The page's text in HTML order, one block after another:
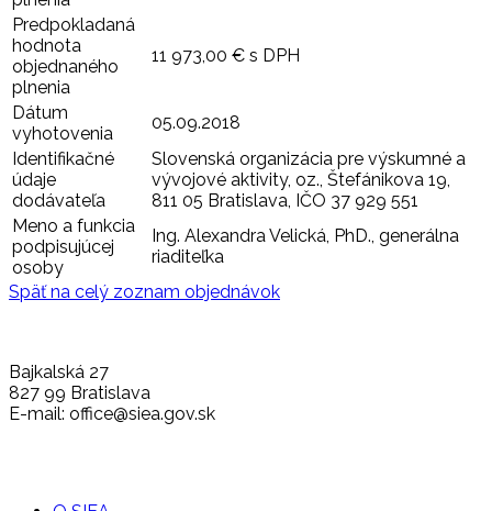
Predpokladaná
hodnota
objednaného
plnenia
11 973,00 € s DPH
Dátum
vyhotovenia
05.09.2018
Identifikačné
údaje
dodávateľa
Slovenská organizácia pre výskumné a
vývojové aktivity, oz., Štefánikova 19,
811 05 Bratislava, IČO 37 929 551
Meno a funkcia
podpisujúcej
osoby
Ing. Alexandra Velická, PhD., generálna
riaditeľka
Späť na celý zoznam objednávok
Bajkalská 27
827 99 Bratislava
E-mail: office@siea.gov.sk